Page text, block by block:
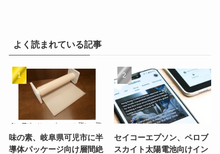
よく読まれている記事
味の素、岐阜県可児市に半
導体パッケージ向け層間絶
セイコーエプソン、ペロブ
スカイト太陽電池向けイン